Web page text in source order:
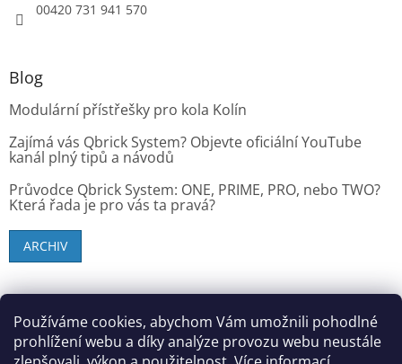
Používáme cookies, abychom Vám umožnili pohodlné
prohlížení webu a díky analýze provozu webu neustále
00420 731 941 570
Blog
Modulární přístřešky pro kola Kolín
Zajímá vás Qbrick System? Objevte oficiální YouTube
kanál plný tipů a návodů
Průvodce Qbrick System: ONE, PRIME, PRO, nebo TWO?
Která řada je pro vás ta pravá?
ARCHIV